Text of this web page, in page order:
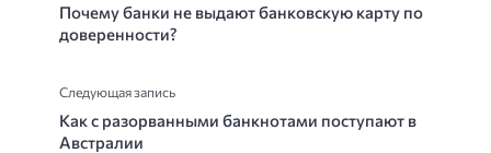
Почему банки не выдают банковскую карту по
доверенности?
Следующая запись
Как с разорванными банкнотами поступают в
Австралии